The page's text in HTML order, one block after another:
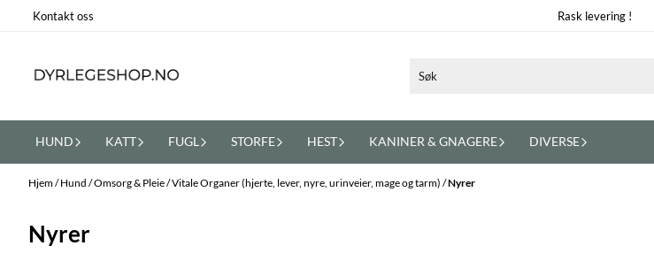
Hopp til innhold
Kontakt oss Rask levering !
HUND KATT FUGL STORFE HEST KANINER & GNAGERE DIVERSE
Hjem/Hund /Omsorg & Pleie/Vitale Organer (hjerte, lever, nyre, urinveier, mage og tarm) /Nyrer
Nyrer